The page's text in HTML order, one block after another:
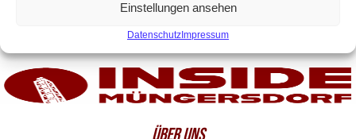
Einstellungen ansehen
DatenschutzImpressum